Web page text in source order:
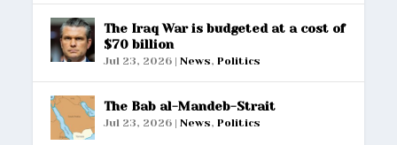
The Iraq War is budgeted at a cost of
$70 billion
Jul 23, 2026 |News,Politics
The Bab al-Mandeb-Strait
Jul 23, 2026 |News,Politics